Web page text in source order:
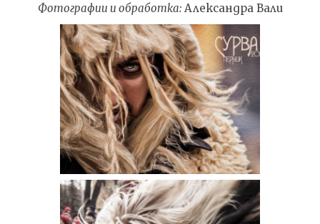
Фотографии и обработка:Александра Вали